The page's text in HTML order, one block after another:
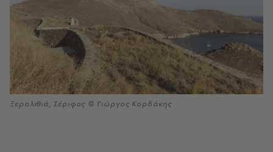
Ξερολιθιά, Σέριφος © Γιώργος Κορδάκης